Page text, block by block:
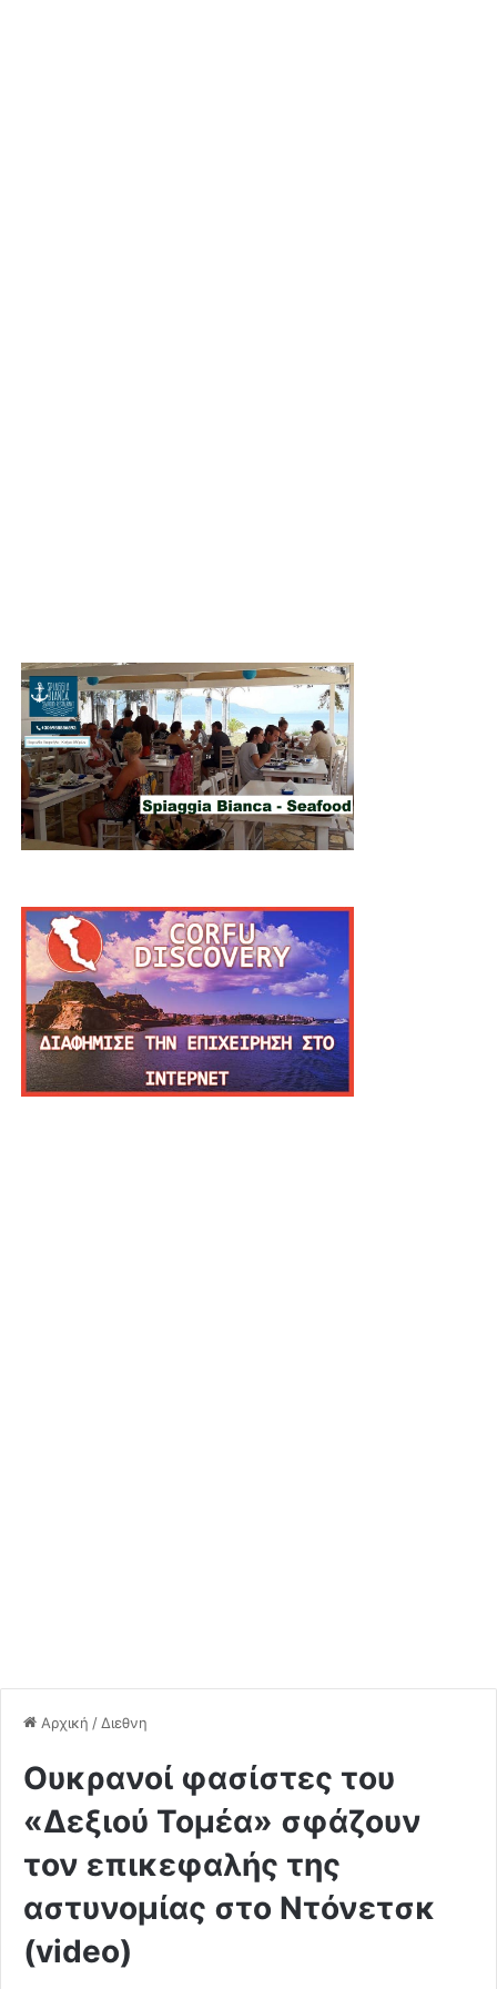
Αρχική / Διεθνη
Ουκρανοί φασίστες του
«Δεξιού Τομέα» σφάζουν
τον επικεφαλής της
αστυνομίας στο Ντόνετσκ
(video)